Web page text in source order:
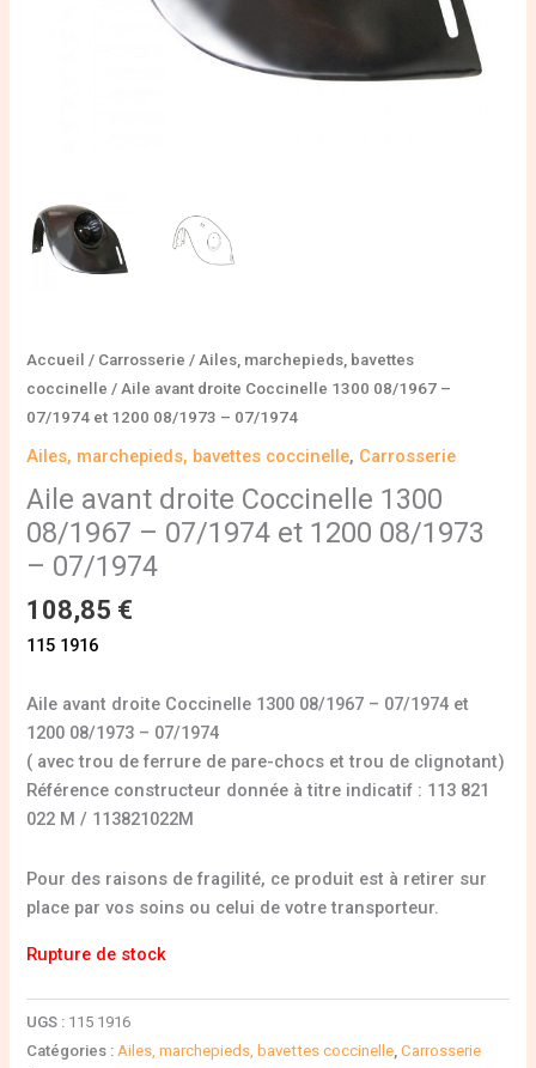
Accueil / Carrosserie / Ailes, marchepieds, bavettes
coccinelle / Aile avant droite Coccinelle 1300 08/1967 –
07/1974 et 1200 08/1973 – 07/1974
Ailes, marchepieds, bavettes coccinelle, Carrosserie
Aile avant droite Coccinelle 1300
08/1967 – 07/1974 et 1200 08/1973
– 07/1974
108,85 €
115 1916
Aile avant droite Coccinelle 1300 08/1967 – 07/1974 et
1200 08/1973 – 07/1974
( avec trou de ferrure de pare-chocs et trou de clignotant)
Référence constructeur donnée à titre indicatif : 113 821
022 M / 113821022M
Pour des raisons de fragilité, ce produit est à retirer sur
place par vos soins ou celui de votre transporteur.
Rupture de stock
UGS : 115 1916
Catégories : Ailes, marchepieds, bavettes coccinelle ,Carrosserie